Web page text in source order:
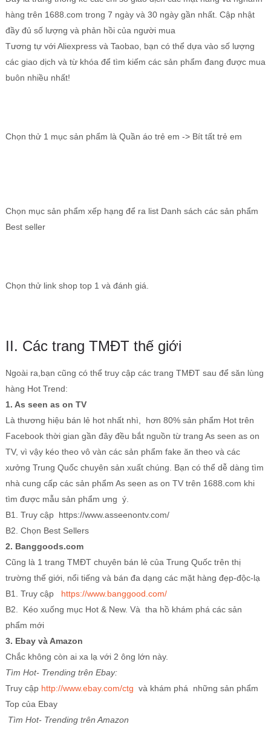
hàng trên 1688.com trong 7 ngày và 30 ngày gần nhất. Cập nhật
đầy đủ số lượng và phản hồi của người mua
Tương tự với Aliexpress và Taobao, bạn có thể dựa vào số lượng
các giao dịch và từ khóa để tìm kiếm các sản phẩm đang được mua
buôn nhiều nhất!
Chọn thử 1 mục sản phẩm là Quần áo trẻ em -> Bít tất trẻ em
Chọn mục sản phẩm xếp hạng để ra list Danh sách các sản phẩm
Best seller
Chọn thử link shop top 1 và đánh giá.
II. Các trang TMĐT thế giới
Ngoài ra,bạn cũng có thể truy cập các trang TMĐT sau để săn lùng
hàng Hot Trend:
1. As seen as on TV
Là thương hiệu bán lẻ hot nhất nhì, hơn 80% sản phẩm Hot trên
Facebook thời gian gần đây đều bắt nguồn từ trang As seen as on
TV, vì vậy kéo theo vô vàn các sản phẩm fake ăn theo và các
xưởng Trung Quốc chuyên sản xuất chúng. Bạn có thể dễ dàng tìm
nhà cung cấp các sản phẩm As seen as on TV trên 1688.com khi
tìm được mẫu sản phẩm ưng ý.
B1. Truy cập https://www.asseenontv.com/
B2. Chọn Best Sellers
2. Banggoods.com
Cũng là 1 trang TMĐT chuyên bán lẻ của Trung Quốc trên thị
trường thế giới, nổi tiếng và bán đa dạng các mặt hàng đẹp-độc-lạ
B1. Truy cập https://www.banggood.com/
B2. Kéo xuống mục Hot & New. Và tha hồ khám phá các sản
phẩm mới
3. Ebay và Amazon
Chắc không còn ai xa lạ với 2 ông lớn này.
Tìm Hot- Trending trên Ebay:
Truy cập http://www.ebay.com/ctg và khám phá những sản phẩm
Top của Ebay
Tìm Hot- Trending trên Amazon